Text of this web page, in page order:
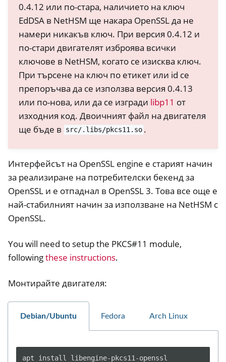
navigation of Container
navigation of Compatible Software
navigation of NitroWall
navigation of Често задавани въпроси за софтуера
0.4.12 или по-стара, наличието на ключ
EdDSA в NetHSM ще накара OpenSSL да не
намери никакъв ключ. При версия 0.4.12 и
по-стари двигателят изброява всички
ключове в NetHSM, когато се изисква ключ.
При търсене на ключ по етикет или id се
препоръчва да се използва версия 0.4.13
или по-нова, или да се изгради libp11 от
изходния код. Двоичният файл на двигателя
ще бъде в
src/.libs/pkcs11.so .
Интерфейсът на OpenSSL engine е старият начин
за реализиране на потребителски бекенд за
OpenSSL и е отпаднал в OpenSSL 3. Това все още е
най-стабилният начин за използване на NetHSM с
OpenSSL.
You will need to setup the PKCS#11 module,
followingthese instructions.
Монтирайте двигателя:
Debian/Ubuntu Fedora Arch Linux
apt install